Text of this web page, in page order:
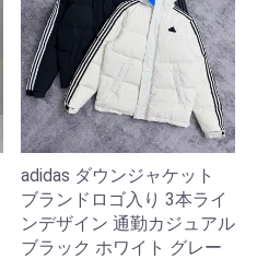
adidas ダウンジャケット
ブランドロゴ入り 3本ライ
ンデザイン 通勤カジュアル
ブラック ホワイト グレー